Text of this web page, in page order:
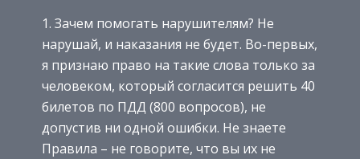
Зачем помогать нарушителям? Не
нарушай, и наказания не будет. Во-первых,
я признаю право на такие слова только за
человеком, который согласится решить 40
билетов по ПДД (800 вопросов), не
допустив ни одной ошибки. Не знаете
Правила – не говорите, что вы их не